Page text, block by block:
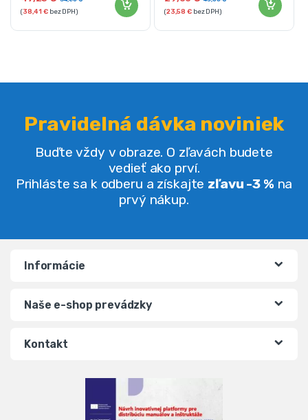
(38,41€bez DPH) (23,58€bez DPH)
Pravidelná dávka noviniek
Buďte vždy v obraze. O zľavách budete
vedieť ako prví.
Prihláste sa k odberu a získajte zľavu -3 % na
prvý nákup.
Informácie
Naše e-shop prevádzky
Kontakt